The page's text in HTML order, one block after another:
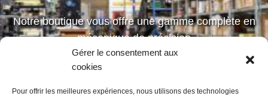
Gérer le consentement aux
cookies
Pour offrir les meilleures expériences, nous utilisons des technologies
Notre boutique vous offre une gamme complète en
mécanique de précision
petites et moyennes séries